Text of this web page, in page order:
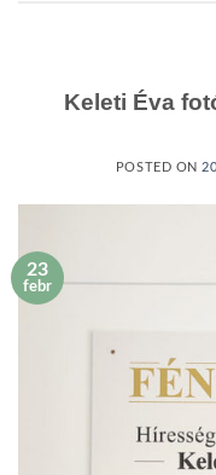
Keleti Éva
POSTED ON
23
febr